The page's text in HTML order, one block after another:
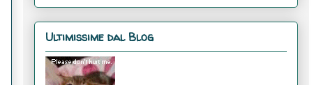
Ultimissime dal Blog